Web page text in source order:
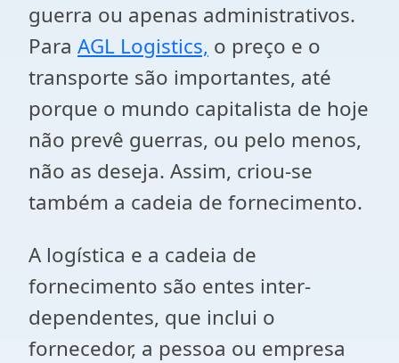
guerra ou apenas administrativos.
Para AGL Logistics, o preço e o
transporte são importantes, até
porque o mundo capitalista de hoje
não prevê guerras, ou pelo menos,
não as deseja. Assim, criou-se
também a cadeia de fornecimento.
A logística e a cadeia de
fornecimento são entes inter-
dependentes, que inclui o
fornecedor, a pessoa ou empresa